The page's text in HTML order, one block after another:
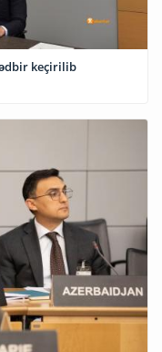
keçirilib